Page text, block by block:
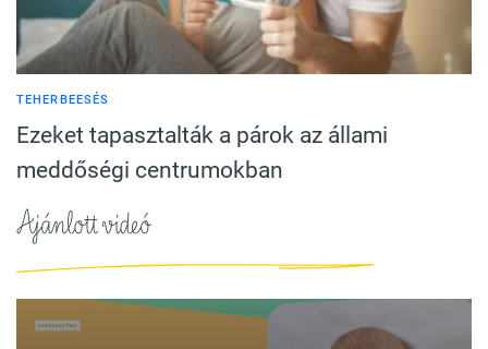
TEHERBEESÉS
Ezeket tapasztalták a párok az állami
meddőségi centrumokban
Ajánlott videó